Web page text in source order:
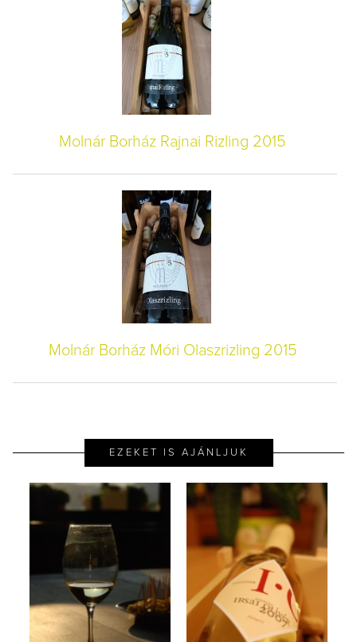
Molnár Borház Rajnai Rizling 2015
Molnár Borház Móri Olaszrizling 2015
EZEKET IS AJÁNLJUK